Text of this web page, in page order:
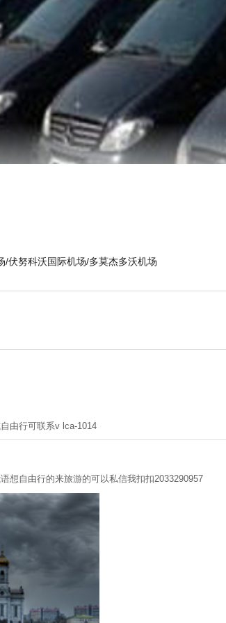
伏努科沃国际机场/多莫杰多沃机场
由行可联系v lca-1014
想自由行的来旅游的可以私信我扣扣2033290957